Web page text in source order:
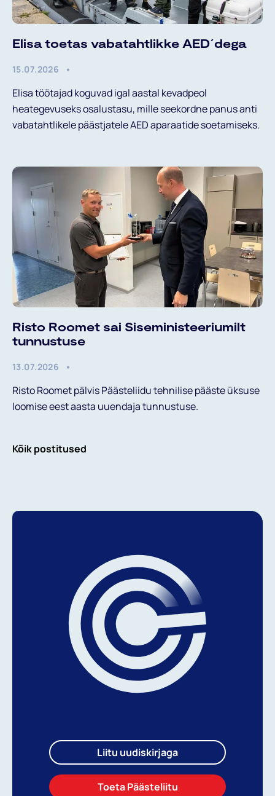
Elisa toetas vabatahtlikke AED´dega
15.07.2026
Elisa töötajad koguvad igal aastal kevadpeol
heategevuseks osalustasu, mille seekordne panus anti
vabatahtlikele päästjatele AED aparaatide soetamiseks.
Risto Roomet sai Siseministeeriumilt
tunnustuse
13.07.2026
Risto Roomet pälvis Päästeliidu tehnilise pääste üksuse
loomise eest aasta uuendaja tunnustuse.
Kõik postitused
Liitu uudiskirjaga
Toeta Päästeliitu
E-POST
PERENIMI*